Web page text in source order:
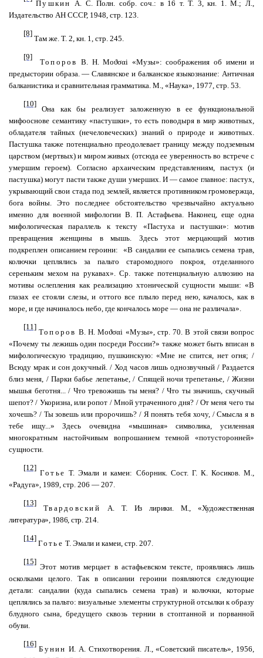
Пушкин А. С. Полн. собр. соч.: в 16 т. Т. 3, кн. 1. М.; Л.,
Издательство АН СССР, 1948, стр. 123.
[8]
Там же. Т. 2, кн. 1, стр. 245.
[9]
Топоров В. Н. Moϑσαi «Музы»:соображения об имени и
предыстории образа.— Славянское и балканское языкознание: Античная
балканистика и сравнительная грамматика. М., «Наука», 1977, стр. 53.
[10]
Она как бы реализует заложенную в ее функциональной
мифооснове семантику «пастушки», то есть поводыря в мир животных,
обладателя тайных (нечеловеческих) знаний о природе и животных.
Пастушка также потенциально преодолевает границу между подземным
царством (мертвых) и миром живых (отсюда ее уверенность во встрече с
умершим героем). Согласно архаическим представлениям, пастух (и
пастушка) могут пасти также души умерших. И — самое главное: пастух,
укрывающий свои стада под землей, является противником громовержца,
бога войны. Это последнее обстоятельство чрезвычайно актуально
именно для военной мифологии В. П. Астафьева. Наконец, еще одна
мифологическая параллель к тексту «Пастуха и пастушки»: мотив
превращения женщины в мышь. Здесь этот мерцающий мотив
подкреплен описаниемгероини: «В сандалии ее сыпались семена трав,
колючки цеплялись за пальто старомодного покроя, отделанного
сереньким мехом на рукавах». Ср. также потенциальную аллюзию на
мотивы ослепления как реализацию хтонической сущности мыши: «В
глазах ее стояли слезы, и оттого все плыло перед нею, качалось, как в
море, и где начиналось небо, где кончалось море — она не различала».
[11]
Топоров В. Н. Moϑσαi «Музы», стр. 70.В этой связи вопрос
«Почему ты лежишь один посреди России?» также может быть вписан в
мифологическую традицию, пушкинскую: «Мне не спится, нет огня; /
Всюду мрак и сон докучный. / Ход часов лишь однозвучный / Раздается
близ меня, / Парки бабье лепетанье, / Спящей ночи трепетанье, / Жизни
мышья беготня... / Что тревожишь ты меня? / Что ты значишь, скучный
шепот? / Укоризна, или ропот / Мной утраченного дня? / От меня чего ты
хочешь? / Ты зовешь или пророчишь? / Я понять тебя хочу, / Смысла я в
тебе ищу...» Здесь очевидна «мышиная» символика, усиленная
многократным настойчивым вопрошанием темной «потусторонней»
сущности.
[12]
Готье Т. Эмали и камеи: Сборник. Сост. Г. К. Косиков. М.,
«Радуга», 1989, стр. 206 — 207.
[13]
Твардовский
А. Т. Из лирики. М., «Художественная
литература», 1986, стр. 214.
[14]
Готье Т. Эмали и камеи, стр. 207.
[15]
Этот мотив мерцает в астафьевском тексте, проявляясь лишь
осколками целого. Так в описании героини появляются следующие
детали: сандалии (куда сыпались семена трав) и колючки, которые
цеплялись за пальто: визуальные элементы структурной отсылки к образу
блудного сына, бредущего сквозь тернии в стоптанной и порванной
обуви.
[16]
Бунин И. А. Стихотворения. Л., «Советский писатель», 1956,